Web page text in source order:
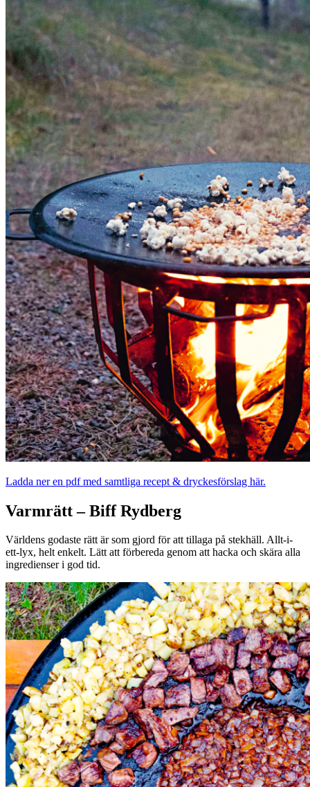
Ladda ner en pdf med samtliga recept & dryckesförslag här.
Varmrätt – Biff Rydberg
Världens godaste rätt är som gjord för att tillaga på stekhäll. Allt-i-
ett-lyx, helt enkelt. Lätt att förbereda genom att hacka och skära alla
ingredienser i god tid.